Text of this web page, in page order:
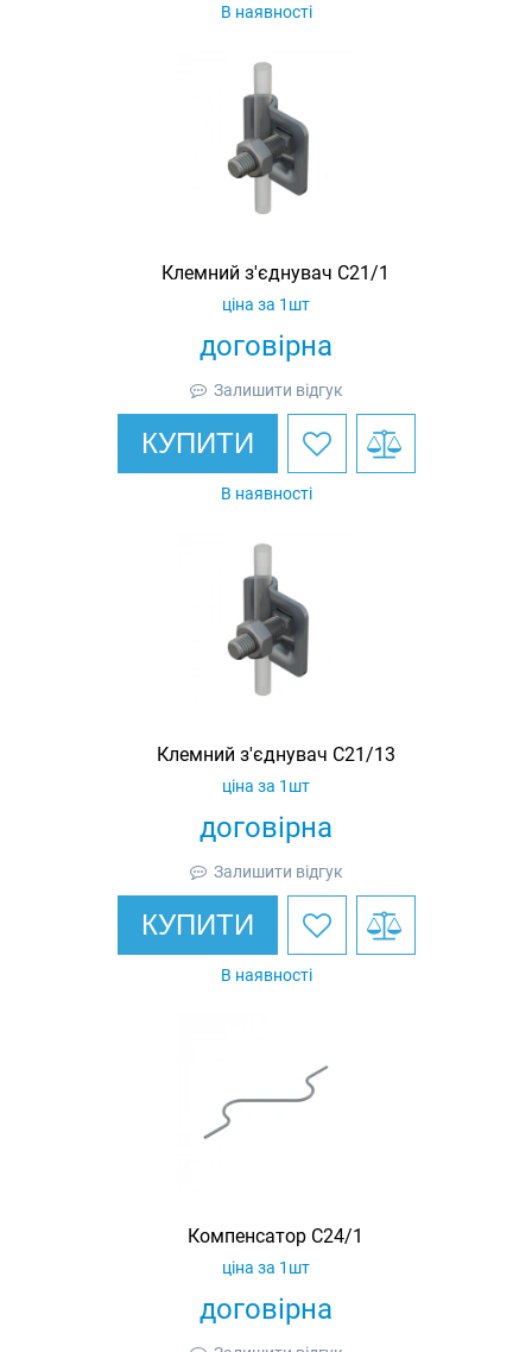
В наявності
Клемний з'єднувач C21/1
договірна
ціна за 1шт
Залишити відгук
КУПИТИ
В наявності
Клемний з'єднувач C21/13
договірна
ціна за 1шт
Залишити відгук
КУПИТИ
В наявності
Компенсатор C24/1
договірна
ціна за 1шт